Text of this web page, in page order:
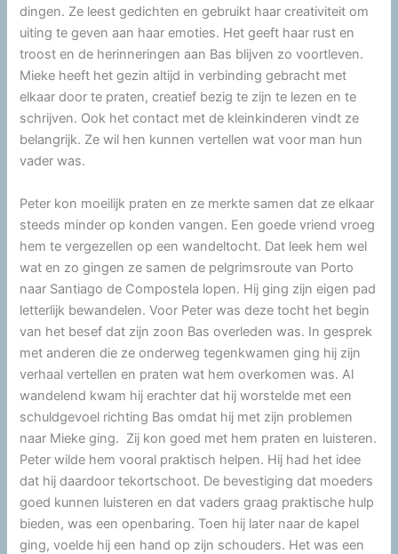
dingen. Ze leest gedichten en gebruikt haar creativiteit om
uiting te geven aan haar emoties. Het geeft haar rust en
troost en de herinneringen aan Bas blijven zo voortleven.
Mieke heeft het gezin altijd in verbinding gebracht met
elkaar door te praten, creatief bezig te zijn te lezen en te
schrijven. Ook het contact met de kleinkinderen vindt ze
belangrijk. Ze wil hen kunnen vertellen wat voor man hun
vader was.
Peter kon moeilijk praten en ze merkte samen dat ze elkaar
steeds minder op konden vangen. Een goede vriend vroeg
hem te vergezellen op een wandeltocht. Dat leek hem wel
wat en zo gingen ze samen de pelgrimsroute van Porto
naar Santiago de Compostela lopen. Hij ging zijn eigen pad
letterlijk bewandelen. Voor Peter was deze tocht het begin
van het besef dat zijn zoon Bas overleden was. In gesprek
met anderen die ze onderweg tegenkwamen ging hij zijn
verhaal vertellen en praten wat hem overkomen was. Al
wandelend kwam hij erachter dat hij worstelde met een
schuldgevoel richting Bas omdat hij met zijn problemen
naar Mieke ging. Zij kon goed met hem praten en luisteren.
Peter wilde hem vooral praktisch helpen. Hij had het idee
dat hij daardoor tekortschoot. De bevestiging dat moeders
goed kunnen luisteren en dat vaders graag praktische hulp
bieden, was een openbaring. Toen hij later naar de kapel
ging, voelde hij een hand op zijn schouders. Het was een